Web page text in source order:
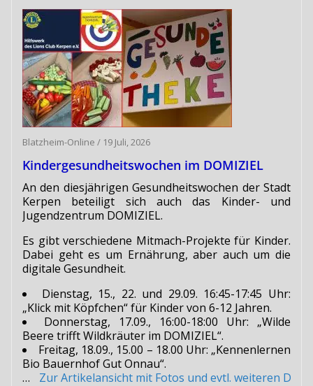
Blatzheim-Online / 19 Juli, 2026
Kindergesundheitswochen im DOMIZIEL
An den diesjährigen Gesundheitswochen der Stadt
Kerpen beteiligt sich auch das Kinder- und
Jugendzentrum DOMIZIEL.
Es gibt verschiedene Mitmach-Projekte für Kinder.
Dabei geht es um Ernährung, aber auch um die
digitale Gesundheit.
Dienstag, 15., 22. und 29.09. 16:45-17:45 Uhr:
„Klick mit Köpfchen“ für Kinder von 6-12 Jahren.
Donnerstag, 17.09., 16:00-18:00 Uhr: „Wilde
Beere trifft Wildkräuter im DOMIZIEL“.
Freitag, 18.09., 15.00 – 18.00 Uhr: „Kennenlernen
Bio Bauernhof Gut Onnau“.
…Zur Artikelansicht mit Fotos und evtl. weiteren